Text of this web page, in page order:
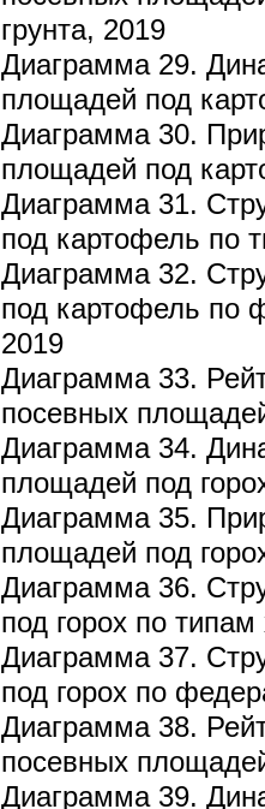
грунта, 2019
Диаграмма 29.
площадей под
Диаграмма 30.
площадей под
Диаграмма 31.
под картофель по
Диаграмма 32.
под картофель по
2019
Диаграмма 33.
посевных
Диаграмма 34.
площадей под
Диаграмма 35.
площадей под
Диаграмма 36.
под горох по типам
Диаграмма 37.
под горох по
Диаграмма 38.
посевных
Диаграмма 39.